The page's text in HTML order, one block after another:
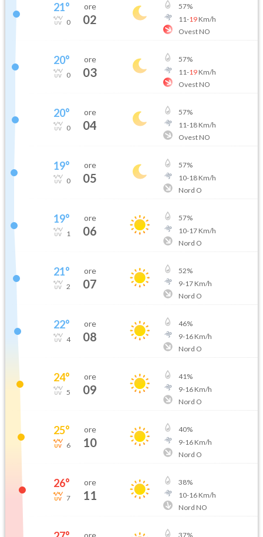
21°
0
ore
02
57%
11-19Km/h
Ovest NO
20°
0
ore
03
57%
11-19Km/h
Ovest NO
20°
0
ore
04
57%
11-18Km/h
Ovest NO
19°
0
ore
05
57%
10-18Km/h
Nord O
19°
1
ore
06
57%
10-17Km/h
Nord O
21°
2
ore
07
52%
9-17Km/h
Nord O
22°
4
ore
08
46%
9-16Km/h
Nord O
24°
5
ore
09
41%
9-16Km/h
Nord O
25°
6
ore
10
40%
9-16Km/h
Nord O
26°
7
ore
11
38%
10-16Km/h
Nord NO
ore 37%